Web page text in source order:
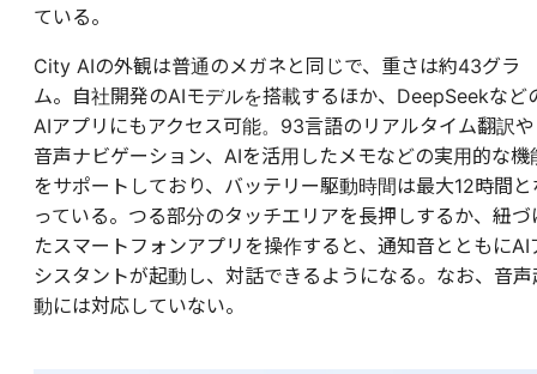
ている。
City AIの外観は普通のメガネと同じで、重さは約43グラ
ム。自社開発のAIモデルを搭載するほか、DeepSeekなど
AIアプリにもアクセス可能。93言語のリアルタイム翻訳や
音声ナビゲーション、AIを活用したメモなどの実用的な機
をサポートしており、バッテリー駆動時間は最大12時間と
っている。つる部分のタッチエリアを長押しするか、紐づ
たスマートフォンアプリを操作すると、通知音とともにAI
シスタントが起動し、対話できるようになる。なお、音声
動には対応していない。